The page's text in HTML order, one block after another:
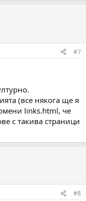
#7
(все някога ще я
links.html, че
с такива страници
#8